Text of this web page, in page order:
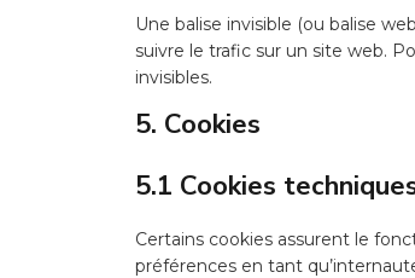
Une balise invisible (ou balise
suivre le trafic sur un site web.
invisibles.
5. Cookies
5.1 Cookies
Certains cookies assurent le
préférences en tant